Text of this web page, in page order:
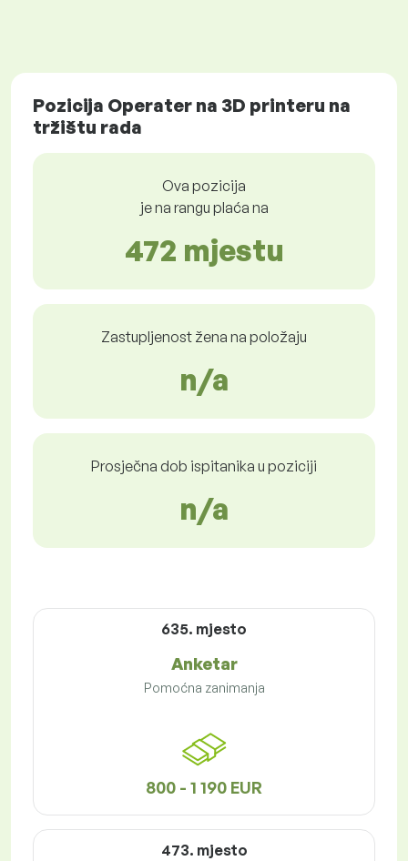
Pozicija Operater na 3D printeru na
tržištu rada
Ova pozicija
je na rangu plaća na
472 mjestu
Zastupljenost žena na položaju
n/a
Prosječna dob ispitanika u poziciji
n/a
635. mjesto
Anketar
Pomoćna zanimanja
800 - 1 190 EUR
473. mjesto